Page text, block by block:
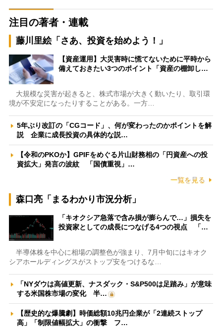
注目の著者・連載
藤川里絵「さあ、投資を始めよう！」
【資産運用】大災害時に慌てないために平時から
備えておきたい3つのポイント「資産の棚卸し…
大規模な災害が起きると、株式市場が大きく動いたり、取引環
境が不安定になったりすることがある。一方…
5年ぶり改訂の「CGコード」、何が変わったのかポイントを解
説 企業に成長投資の具体的な説…
【令和のPKOか】GPIFをめぐる片山財務相の「円資産への投
資拡大」発言の波紋 「国債重視」…
一覧を見る
森口亮「まるわかり市況分析」
「キオクシア急落で含み損が膨らんで…」損失を
投資家としての成長につなげる4つの視点 「…
半導体株を中心に相場の調整色が強まり、7月中旬にはキオク
シアホールディングスがストップ安をつけるな…
「NYダウは高値更新、ナスダック・S&P500は足踏み」が意味
する米国株市場の変化 半…
【歴史的な爆騰劇】時価総額10兆円企業が「2連続ストップ
高」「制限値幅拡大」の衝撃 フ…